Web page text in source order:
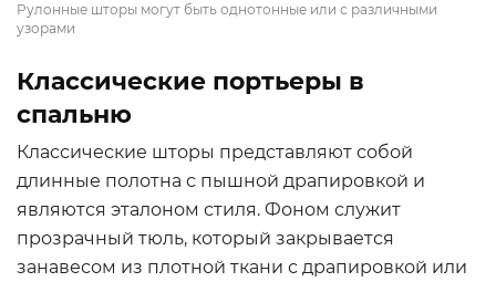
Рулонные шторы могут быть однотонные или с различными
узорами
Классические портьеры в
спальню
Классические шторы представляют собой
длинные полотна с пышной драпировкой и
являются эталоном стиля. Фоном служит
прозрачный тюль, который закрывается
занавесом из плотной ткани с драпировкой или